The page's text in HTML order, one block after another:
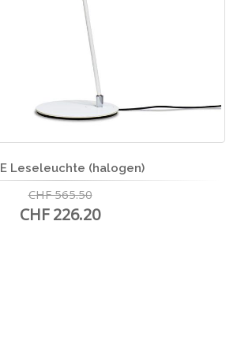
Leseleuchte (halogen)
CHF 565.50
CHF 226.20